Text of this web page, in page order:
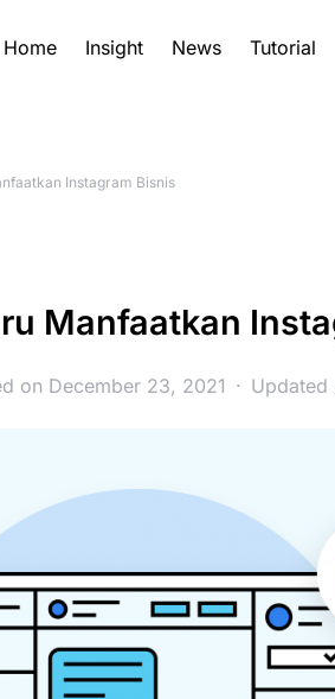
Home Insight News Tutorial
Instagram Bisnis
Manfaatkan
on December 23, 2021 Updated